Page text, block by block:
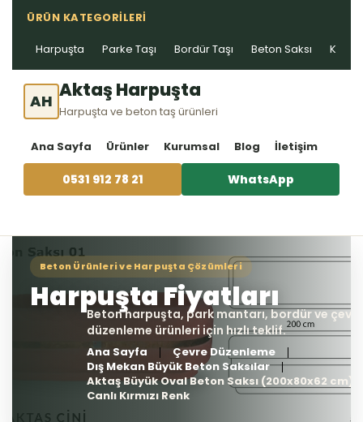
ÜRÜN KATEGORILERI
Harpuşta Parke Taşı Bordür Taşı Beton Saksı Kablo
AH Aktaş Harpuşta
Harpuşta ve beton taş ürünleri
Ana Sayfa Ürünler Kurumsal Blog İletişim
0531 912 78 21 WhatsApp
Ana Sayfa
Çevre Düzenleme
Dış Mekan Büyük Beton Saksılar
Aktaş Büyük Oval Beton Saksı (200x80x62 cm) –
Canlı Kırmızı Renk